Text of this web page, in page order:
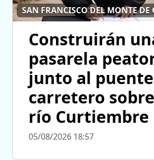
SAN FRANCISCO DEL MONTE DE
Construirán
pasarela
junto al puente
carretero
río Curtiembre
05/08/2026 18:57